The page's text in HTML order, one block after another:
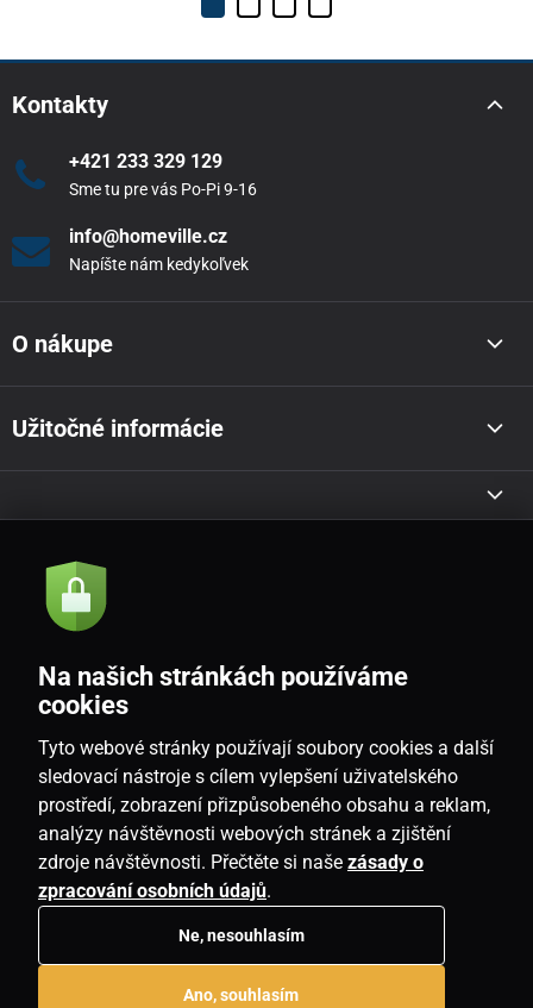
Kontakty
+421 233 329 129
Sme tu pre vás Po-Pi 9-16
info@homeville.cz
Napíšte nám kedykoľvek
O nákupe
Užitočné informácie
Akcie a novinky e-mailom
Souhlasím sezásadami zpracování osobních údajů
SK
www.housemania.sk
Na našich stránkách používáme
cookies
Tyto webové stránky používají soubory cookies a další
sledovací nástroje s cílem vylepšení uživatelského
prostředí, zobrazení přizpůsobeného obsahu a reklam,
analýzy návštěvnosti webových stránek a zjištění
zdroje návštěvnosti. Přečtěte si naše zásady o
zpracování osobních údajů.
Ne, nesouhlasím
Ano, souhlasím